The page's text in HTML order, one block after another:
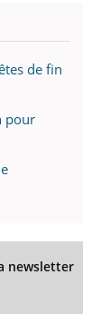
de fin
pour
newsletter